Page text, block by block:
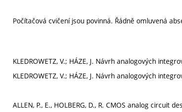
Počítačová cvičení jsou povinná. Řádně omluvená
KLEDROWETZ, V.; HÁZE, J. Návrh analogových
KLEDROWETZ, V.; HÁZE, J. Návrh analogových
ALLEN, P., E., HOLBERG, D., R. CMOS analog circuit